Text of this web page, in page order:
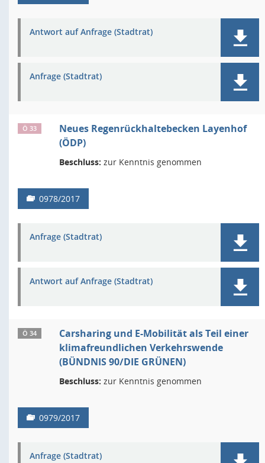
Antwort auf Anfrage (Stadtrat)
Anfrage (Stadtrat)
Ö 33
Neues Regenrückhaltebecken Layenhof
(ÖDP)
Beschluss: zur Kenntnis genommen
0978/2017
Anfrage (Stadtrat)
Antwort auf Anfrage (Stadtrat)
Ö 34
Carsharing und E-Mobilität als Teil einer
klimafreundlichen Verkehrswende
(BÜNDNIS 90/DIE GRÜNEN)
Beschluss: zur Kenntnis genommen
0979/2017
Anfrage (Stadtrat)